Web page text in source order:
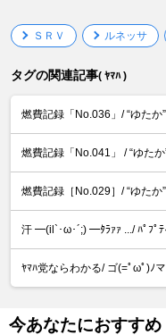
ＳＲＶ ルネッサ
タグの関連記事( ﾔﾏﾊ )
燃費記録「No.036」/ “ゆたか”
燃費記録「No.041」 / “ゆたか
燃費記録［No.029］/ “ゆたか”
汗 ━(il`･ω･´;) ━ﾀﾗｧｧ .../ ﾊﾟﾌﾟﾃ
ﾔﾏﾊ党ならわかる/ ゴ(=ﾟωﾟ)ﾉマ
今あなたにおすすめ